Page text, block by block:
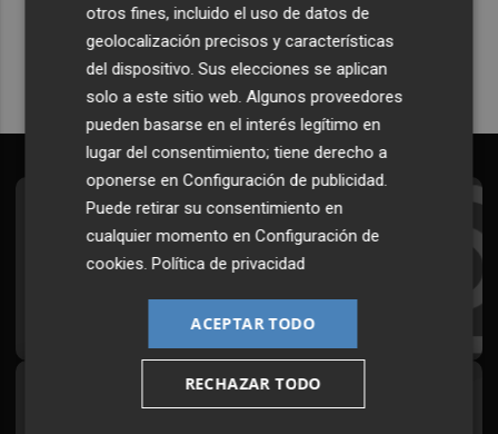
Quiero suscribirme
Suscríbete al Boletín
Todos los días a primera hora en tu email
Síguenos en redes
otros fines, incluido el uso de datos de
geolocalización precisos y características
del dispositivo. Sus elecciones se aplican
solo a este sitio web. Algunos proveedores
pueden basarse en el interés legítimo en
lugar del consentimiento; tiene derecho a
oponerse enConfiguración de publicidad.
Puede retirar su consentimiento en
cualquier momento enConfiguración de
cookies.Política de privacidad
ACEPTAR TODO
RECHAZAR TODO